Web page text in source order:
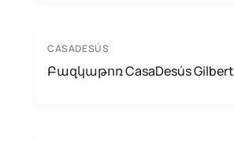
CASADESÚS
Բազկաթոռ CasaDesús Gilbert